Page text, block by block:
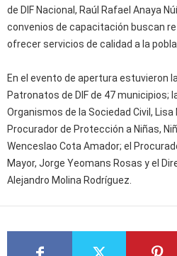
de DIF Nacional, Raúl Rafael Anaya
convenios de capacitación buscan
ofrecer servicios de calidad a la
En el evento de apertura estuvieron
Patronatos de DIF de 47 municipios;
Organismos de la Sociedad Civil, Lisa
Procurador de Protección a Niñas,
Wenceslao Cota Amador; el
Mayor, Jorge Yeomans Rosas y el
Alejandro Molina Rodríguez.